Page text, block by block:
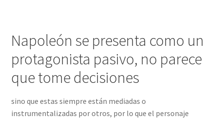
Napoleón se presenta como un
protagonista pasivo, no parece
que tome decisiones
sino que estas siempre están mediadas o
instrumentalizadas por otros, por lo que el personaje